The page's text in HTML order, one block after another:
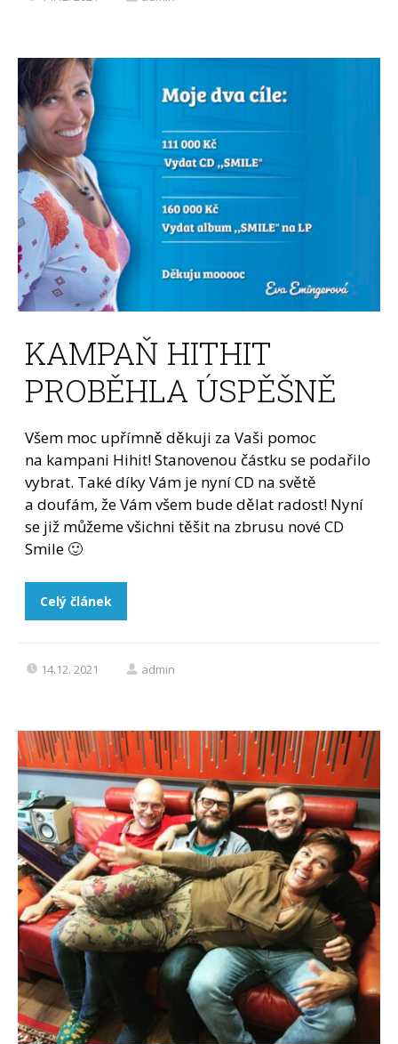
KAMPAŇ HITHIT
PROBĚHLA ÚSPĚŠNĚ
Všem moc upřímně děkuji za Vaši pomoc
na kampani Hihit! Stanovenou částku se podařilo
vybrat. Také díky Vám je nyní CD na světě
a doufám, že Vám všem bude dělat radost! Nyní
se již můžeme všichni těšit na zbrusu nové CD
Smile 🙂
Celý článek
14.12. 2021 admin